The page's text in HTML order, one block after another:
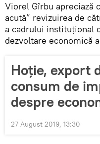
Viorel Gîrbu apreciază
acută” revizuirea de
a cadrului instituțional
dezvoltare economică
Hoție, export
consum de
despre
27 August 2019, 13:30